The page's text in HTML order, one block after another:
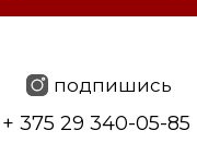
подпишись
+ 375 29 340-05-85